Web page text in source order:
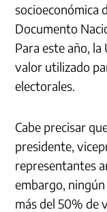
socioeconómica
Documento
Para este año,
valor utilizado
electorales.
Cabe precisar
presidente,
representantes
embargo,
más del 50% de